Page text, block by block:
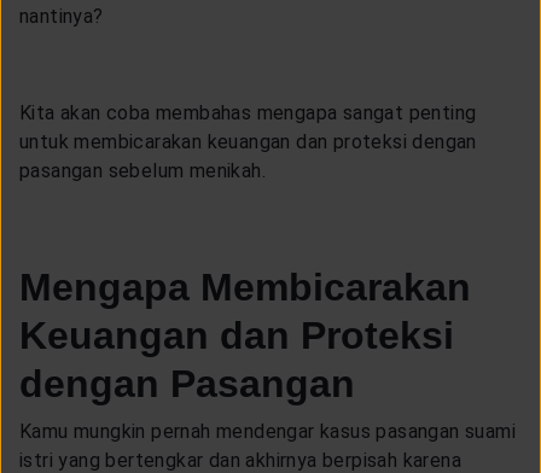
nantinya?
Kita akan coba membahas mengapa sangat penting
untuk membicarakan keuangan dan proteksi dengan
pasangan sebelum menikah.
Mengapa Membicarakan
Keuangan dan Proteksi
dengan Pasangan
Kamu mungkin pernah mendengar kasus pasangan suami
istri yang bertengkar dan akhirnya berpisah karena
EVENTS